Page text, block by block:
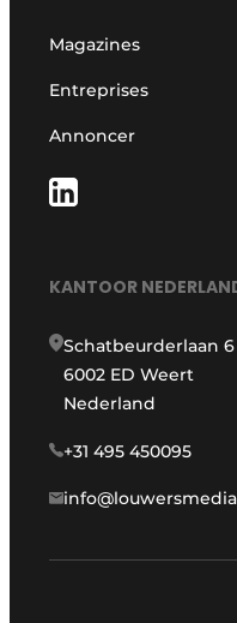
Magazines
Entreprises
Annoncer
KANTOOR
Schatbeurderlaan 6
6002 ED Weert
Nederland
+31 495 450095